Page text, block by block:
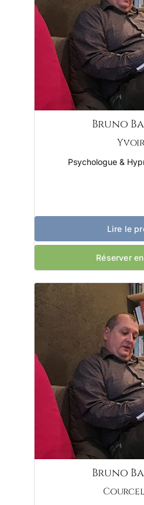
Bruno
Psychologue &
Lire le
Réserver
Bruno